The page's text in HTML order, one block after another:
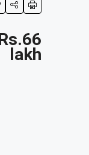
lakh